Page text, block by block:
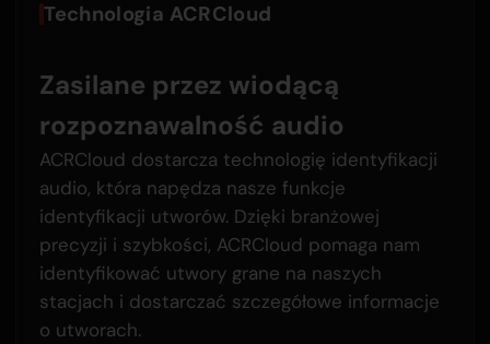
Technologia ACRCloud
Zasilane przez wiodącą
rozpoznawalność audio
ACRCloud dostarcza technologię identyfikacji
audio, która napędza nasze funkcje
identyfikacji utworów. Dzięki branżowej
precyzji i szybkości, ACRCloud pomaga nam
identyfikować utwory grane na naszych
stacjach i dostarczać szczegółowe informacje
o utworach.